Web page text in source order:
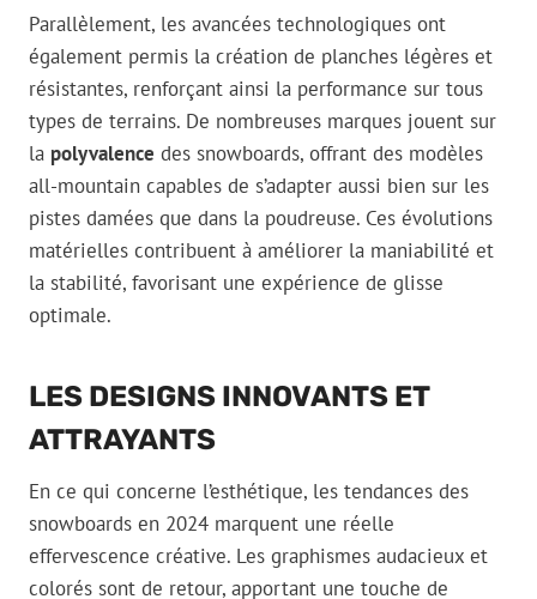
Parallèlement, les avancées technologiques ont
également permis la création de planches légères et
résistantes, renforçant ainsi la performance sur tous
types de terrains. De nombreuses marques jouent sur
la polyvalence des snowboards, offrant des modèles
all-mountain capables de s’adapter aussi bien sur les
pistes damées que dans la poudreuse. Ces évolutions
matérielles contribuent à améliorer la maniabilité et
la stabilité, favorisant une expérience de glisse
optimale.
LES DESIGNS INNOVANTS ET
ATTRAYANTS
En ce qui concerne l’esthétique, les tendances des
snowboards en 2024 marquent une réelle
effervescence créative. Les graphismes audacieux et
colorés sont de retour, apportant une touche de